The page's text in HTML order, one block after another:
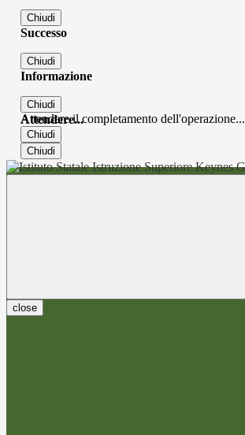
Chiudi
Successo
Chiudi
Informazione
Chiudi
Attendere...
Attendere il completamento dell'operazione...
Chiudi
Chiudi
close